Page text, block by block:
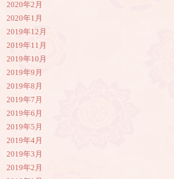
2020年2月
2020年1月
2019年12月
2019年11月
2019年10月
2019年9月
2019年8月
2019年7月
2019年6月
2019年5月
2019年4月
2019年3月
2019年2月